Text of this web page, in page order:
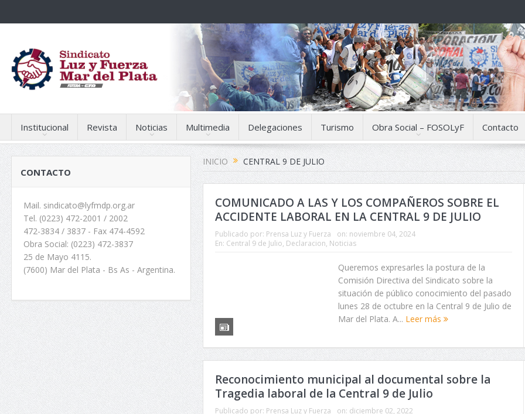
Institucional Revista Noticias Multimedia Delegaciones Turismo Obra Social – FOSOLyF Contacto
INICIO CENTRAL 9 DE JULIO
COMUNICADO A LAS Y LOS COMPAÑEROS SOBRE EL
ACCIDENTE LABORAL EN LA CENTRAL 9 DE JULIO
Publicado por: Prensa Luz y Fuerza on: noviembre 04, 2024
En: Central 9 de Julio, Declaracion, Noticias
Queremos expresarles la postura de la
Comisión Directiva del Sindicato sobre la
situación de público conocimiento del pasado
lunes 28 de octubre en la Central 9 de Julio de
Mar del Plata. A... Leer más
Reconocimiento municipal al documental sobre la
Tragedia laboral de la Central 9 de Julio
Publicado por: Prensa Luz y Fuerza on: diciembre 02, 2022
CONTACTO
Mail. sindicato@lyfmdp.org.ar
Tel. (0223) 472-2001 / 2002
472-3834 / 3837 - Fax 474-4592
Obra Social: (0223) 472-3837
25 de Mayo 4115.
(7600) Mar del Plata - Bs As - Argentina.